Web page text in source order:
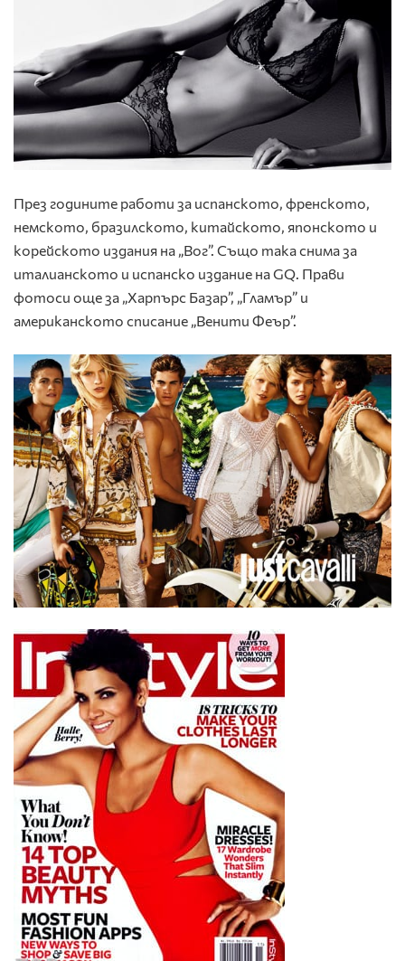
През годините работи за испанското, френското,
немското, бразилското, китайското, японското и
корейското издания на „Вог”. Също така снима за
италианското и испанско издание на GQ. Прави
фотоси още за „Харпърс Базар”, „Гламър” и
американското списание „Венити Феър”.